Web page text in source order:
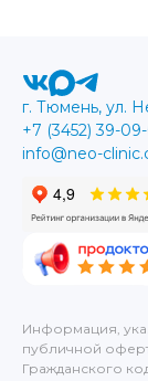
Информация,
публичной
Гражданского
г. Тюмень, ул.
+7 (3452) 39-
info@neo-